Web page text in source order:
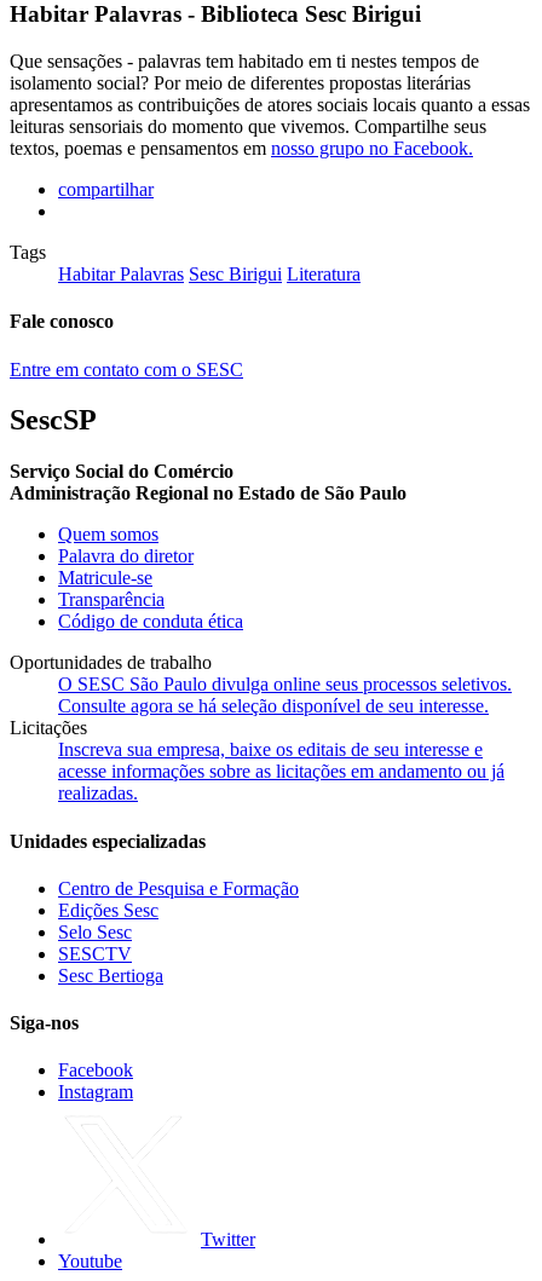
Habitar Palavras - Biblioteca Sesc Birigui
Que sensações - palavras tem habitado em ti nestes tempos de
isolamento social? Por meio de diferentes propostas literárias
apresentamos as contribuições de atores sociais locais quanto a essas
leituras sensoriais do momento que vivemos. Compartilhe seus
textos, poemas e pensamentos em nosso grupo no Facebook.
compartilhar
Tags
Habitar Palavras Sesc Birigui Literatura
Fale conosco
Entre em contato com o SESC
SescSP
Serviço Social do Comércio
Administração Regional no Estado de São Paulo
Quem somos
Palavra do diretor
Matricule-se
Transparência
Código de conduta ética
Oportunidades de trabalho
O SESC São Paulo divulga online seus processos seletivos.
Consulte agora se há seleção disponível de seu interesse.
Licitações
Inscreva sua empresa, baixe os editais de seu interesse e
acesse informações sobre as licitações em andamento ou já
realizadas.
Unidades especializadas
Centro de Pesquisa e Formação
Edições Sesc
Selo Sesc
SESCTV
Sesc Bertioga
Siga-nos
Facebook
Instagram
Twitter
Youtube